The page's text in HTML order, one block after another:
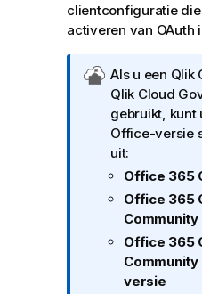
clientconfiguratie
activeren van OAuth
O
p
m
e
r
k
i
o
Als u een Qlik
Qlik Cloud
gebruikt, kunt
Office-versie
uit:
Office 365
Office 365
Community
Office 365
Community
versie